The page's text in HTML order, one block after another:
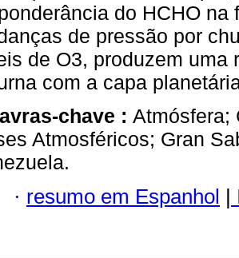
do HCHO
de pressão por
de O3, produzem uma
com a capa
chave : Atmósfera;
Atmosféricos; Gran
· resumo em Espanhol |